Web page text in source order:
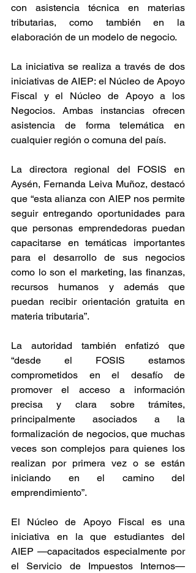
con asistencia técnica en materias
tributarias, como también en la
elaboración de un modelo de negocio.
La iniciativa se realiza a través de dos
iniciativas de AIEP: el Núcleo de Apoyo
Fiscal y el Núcleo de Apoyo a los
Negocios. Ambas instancias ofrecen
asistencia de forma telemática en
cualquier región o comuna del país.
La directora regional del FOSIS en
Aysén, Fernanda Leiva Muñoz, destacó
que “esta alianza con AIEP nos permite
seguir entregando oportunidades para
que personas emprendedoras puedan
capacitarse en temáticas importantes
para el desarrollo de sus negocios
como lo son el marketing, las finanzas,
recursos humanos y además que
puedan recibir orientación gratuita en
materia tributaria”.
La autoridad también enfatizó que
“desde el FOSIS estamos
comprometidos en el desafío de
promover el acceso a información
precisa y clara sobre trámites,
principalmente asociados a la
formalización de negocios, que muchas
veces son complejos para quienes los
realizan por primera vez o se están
iniciando en el camino del
emprendimiento”.
El Núcleo de Apoyo Fiscal es una
iniciativa en la que estudiantes del
AIEP —capacitados especialmente por
el Servicio de Impuestos Internos—